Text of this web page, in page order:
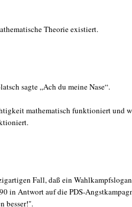
Theorie existiert.
sagte „Ach du meine Nase“.
mathematisch funktioniert und
Fall, daß ein Wahlkampfslogan
in Antwort auf die PDS-
besser!".